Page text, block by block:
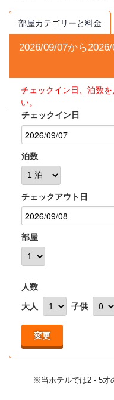
部屋カテゴリーと料金
2026/09/07から
チェックイン日、泊数
い。
チェックイン日
泊数
チェックアウト日
部屋
人数
大人 子供
変更
※当ホテルでは2 - 5才